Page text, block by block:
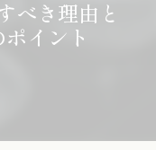
べき理由と
イント